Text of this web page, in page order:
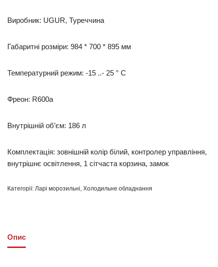
Виробник: UGUR, Туреччина
Габаритні розміри: 984 * 700 * 895 мм
Температурний режим: -15 ..- 25 ° С
Фреон: R600a
Внутрішній об’єм: 186 л
Комплектація: зовнішній колір білий, контролер управління,
внутрішнє освітлення, 1 сітчаста корзина, замок
Категорії: Ларі морозильні, Холодильне обладнання
Опис